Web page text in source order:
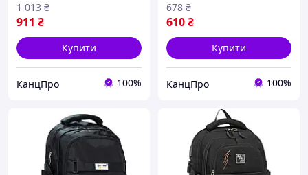
911 ₴
1 013 ₴
Купити
КанцПро 100%
610₴
678 ₴
Купити
КанцПро 100%